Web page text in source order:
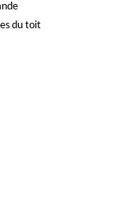
du toit